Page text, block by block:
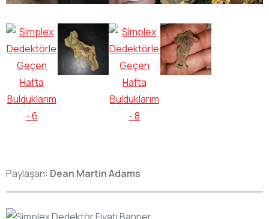
Paylaşan: Dean Martin Adams